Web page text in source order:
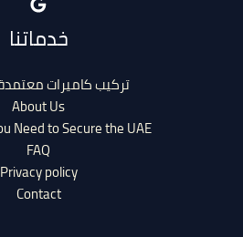
خدماتنا
تركيب كاميرات
About Us
Need to Secure the UAE
FAQ
Privacy policy
Contact